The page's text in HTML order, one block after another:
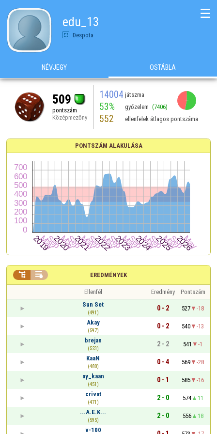
edu_13
Despota
☰
NÉVJEGY OSTÁBLA
509
pontszám
Középmezőny
14004 játszma
53% győzelem (7406)
552 ellenfelek átlagos pontszáma
PONTSZÁM ALAKULÁSA
EREDMÉNYEK
 
Ellenfél Eredmény
Pontszám
Sun Set
(491)
0 - 2 527
-18
Akay
(597)
0 - 2 540
-13
brejan
(523)
2 - 2 541
-1
KaaN
(480)
0 - 4 569
-28
ay_kaan
(451)
0 - 1 585
-16
crivat
(471)
2 - 0 574
11
...A.E.K...
(595)
2 - 0 556
18
v-100